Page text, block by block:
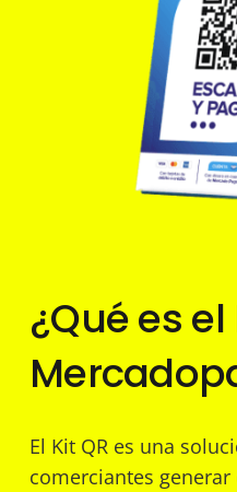
¿Qué es el
El Kit QR es una
comerciantes generar